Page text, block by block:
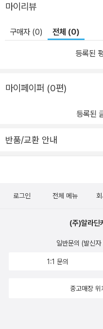
마이리뷰
구매자 (0) 전체 (0)
등록된
마이페이퍼 (0편)
등록된
반품/교환 안내
로그인 전체 메뉴
(주)알라딘
일반문의 (발신자
1:1 문의
중고매장 위